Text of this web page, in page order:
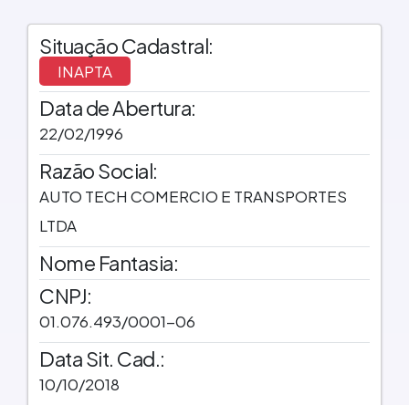
Situação Cadastral:
INAPTA
Data de Abertura:
22/02/1996
Razão Social:
AUTO TECH COMERCIO E TRANSPORTES
LTDA
Nome Fantasia:
CNPJ:
01.076.493/0001-06
Data Sit. Cad.:
10/10/2018